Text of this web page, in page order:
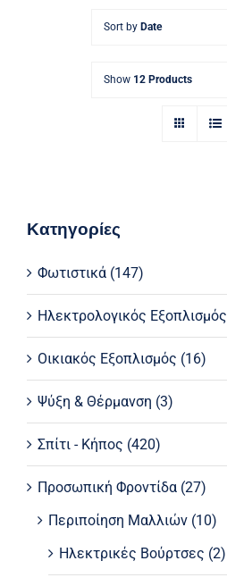
Sort by Date
Show 12 Products
Κατηγορίες
Φωτιστικά (147)
Ηλεκτρολογικός Εξοπλισμός
Οικιακός Εξοπλισμός (16)
Ψύξη & Θέρμανση (3)
Σπίτι - Κήπος (420)
Προσωπική Φροντίδα (27)
Περιποίηση Μαλλιών (10)
Ηλεκτρικές Βούρτσες (2)